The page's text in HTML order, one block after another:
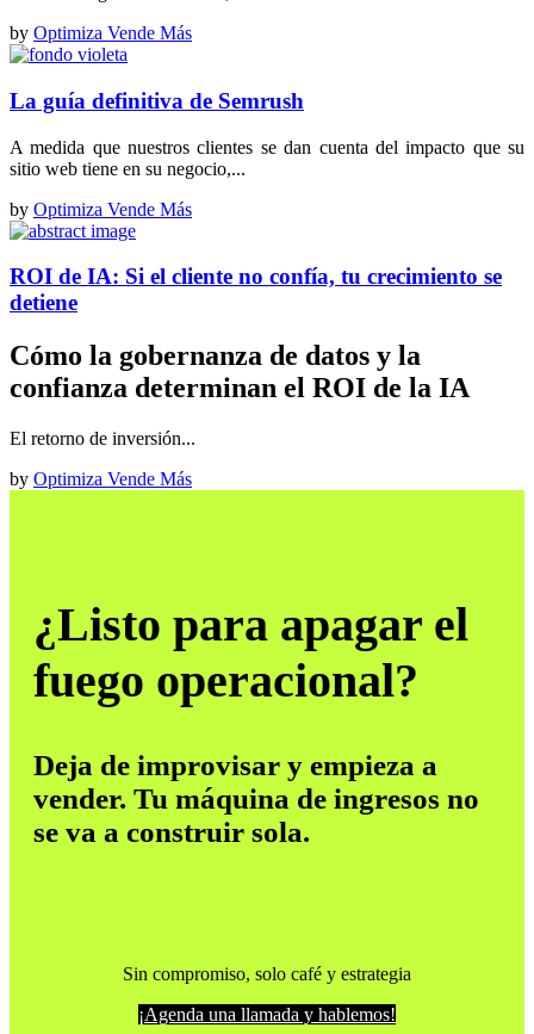
by Optimiza Vende Más
La guía definitiva de Semrush
A medida que nuestros clientes se dan cuenta del impacto que su
sitio web tiene en su negocio,...
by Optimiza Vende Más
ROI de IA: Si el cliente no confía, tu crecimiento se
detiene
Cómo la gobernanza de datos y la
confianza determinan el ROI de la IA
El retorno de inversión...
by Optimiza Vende Más
¿Listo para apagar el
fuego operacional?
Deja de improvisar y empieza a
vender. Tu máquina de ingresos no
se va a construir sola.
Sin compromiso, solo café y estrategia
¡Agenda una llamada y hablemos!